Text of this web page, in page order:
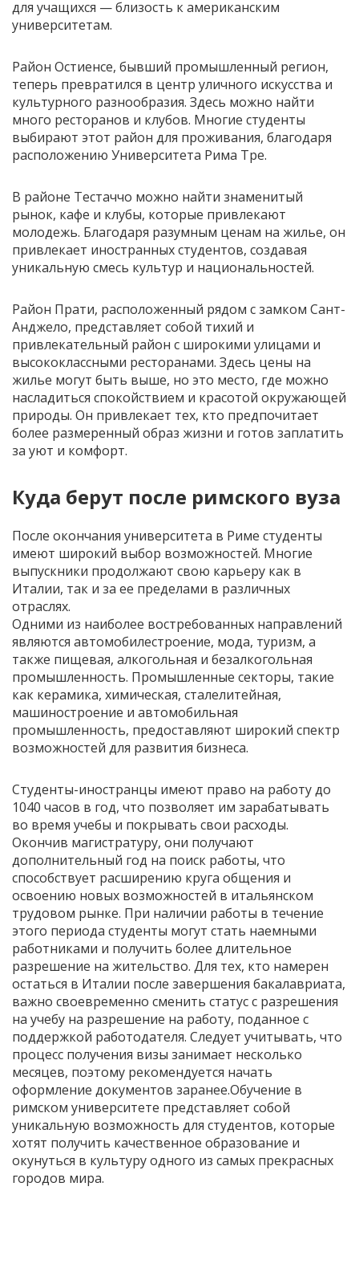
для учащихся — близость к американским
университетам.
Район Остиенсе, бывший промышленный регион,
теперь превратился в центр уличного искусства и
культурного разнообразия. Здесь можно найти
много ресторанов и клубов. Многие студенты
выбирают этот район для проживания, благодаря
расположению Университета Рима Тре.
В районе Тестаччо можно найти знаменитый
рынок, кафе и клубы, которые привлекают
молодежь. Благодаря разумным ценам на жилье, он
привлекает иностранных студентов, создавая
уникальную смесь культур и национальностей.
Район Прати, расположенный рядом с замком Сант-
Анджело, представляет собой тихий и
привлекательный район с широкими улицами и
высококлассными ресторанами. Здесь цены на
жилье могут быть выше, но это место, где можно
насладиться спокойствием и красотой окружающей
природы. Он привлекает тех, кто предпочитает
более размеренный образ жизни и готов заплатить
за уют и комфорт.
Куда берут после римского вуза
После окончания университета в Риме студенты
имеют широкий выбор возможностей. Многие
выпускники продолжают свою карьеру как в
Италии, так и за ее пределами в различных
отраслях.
Одними из наиболее востребованных направлений
являются автомобилестроение, мода, туризм, а
также пищевая, алкогольная и безалкогольная
промышленность. Промышленные секторы, такие
как керамика, химическая, сталелитейная,
машиностроение и автомобильная
промышленность, предоставляют широкий спектр
возможностей для развития бизнеса.
Студенты-иностранцы имеют право на работу до
1040 часов в год, что позволяет им зарабатывать
во время учебы и покрывать свои расходы.
Окончив магистратуру, они получают
дополнительный год на поиск работы, что
способствует расширению круга общения и
освоению новых возможностей в итальянском
трудовом рынке. При наличии работы в течение
этого периода студенты могут стать наемными
работниками и получить более длительное
разрешение на жительство. Для тех, кто намерен
остаться в Италии после завершения бакалавриата,
важно своевременно сменить статус с разрешения
на учебу на разрешение на работу, поданное с
поддержкой работодателя. Следует учитывать, что
процесс получения визы занимает несколько
месяцев, поэтому рекомендуется начать
оформление документов заранее.Обучение в
римском университете представляет собой
уникальную возможность для студентов, которые
хотят получить качественное образование и
окунуться в культуру одного из самых прекрасных
городов мира.